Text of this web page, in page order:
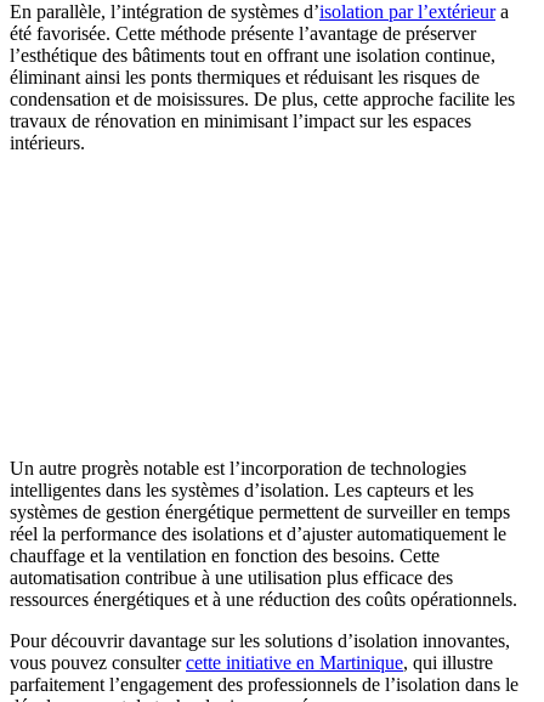
En parallèle, l’intégration de systèmes d’isolation par l’extérieura
été favorisée. Cette méthode présente l’avantage de préserver
l’esthétique des bâtiments tout en offrant une isolation continue,
éliminant ainsi les ponts thermiques et réduisant les risques de
condensation et de moisissures. De plus, cette approche facilite les
travaux de rénovation en minimisant l’impact sur les espaces
intérieurs.
Un autre progrès notable est l’incorporation de technologies
intelligentes dans les systèmes d’isolation. Les capteurs et les
systèmes de gestion énergétique permettent de surveiller en temps
réel la performance des isolations et d’ajuster automatiquement le
chauffage et la ventilation en fonction des besoins. Cette
automatisation contribue à une utilisation plus efficace des
ressources énergétiques et à une réduction des coûts opérationnels.
Pour découvrir davantage sur les solutions d’isolation innovantes,
vous pouvez consultercette initiative en Martinique, qui illustre
parfaitement l’engagement des professionnels de l’isolation dans le